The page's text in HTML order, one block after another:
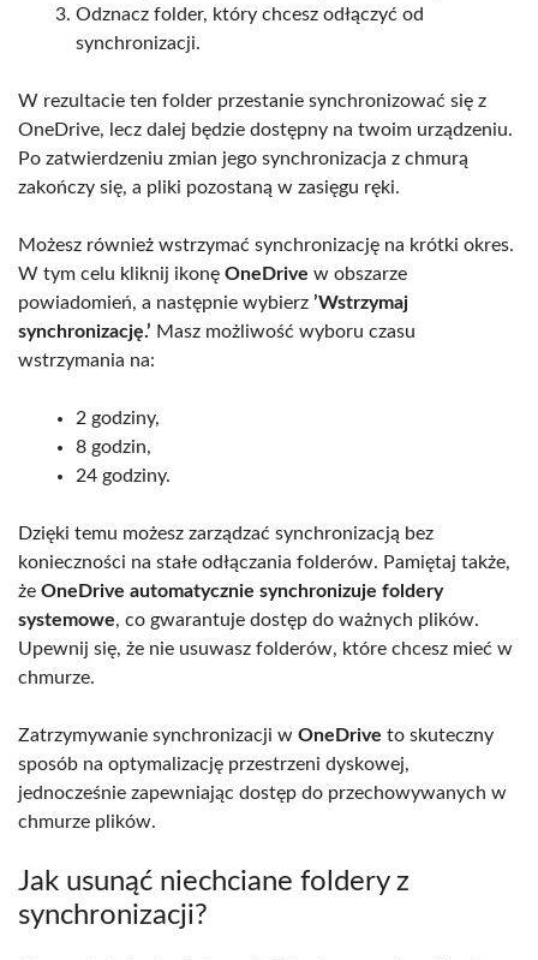
Odznacz folder, który chcesz odłączyć od
synchronizacji.
W rezultacie ten folder przestanie synchronizować się z
OneDrive, lecz dalej będzie dostępny na twoim urządzeniu.
Po zatwierdzeniu zmian jego synchronizacja z chmurą
zakończy się, a pliki pozostaną w zasięgu ręki.
Możesz również wstrzymać synchronizację na krótki okres.
W tym celu kliknij ikonę OneDrive w obszarze
powiadomień, a następnie wybierz ’Wstrzymaj
synchronizację.’ Masz możliwość wyboru czasu
wstrzymania na:
2 godziny,
8 godzin,
24 godziny.
Dzięki temu możesz zarządzać synchronizacją bez
konieczności na stałe odłączania folderów. Pamiętaj także,
że OneDrive automatycznie synchronizuje foldery
systemowe, co gwarantuje dostęp do ważnych plików.
Upewnij się, że nie usuwasz folderów, które chcesz mieć w
chmurze.
Zatrzymywanie synchronizacji w OneDrive to skuteczny
sposób na optymalizację przestrzeni dyskowej,
jednocześnie zapewniając dostęp do przechowywanych w
chmurze plików.
Jak usunąć niechciane foldery z
synchronizacji?